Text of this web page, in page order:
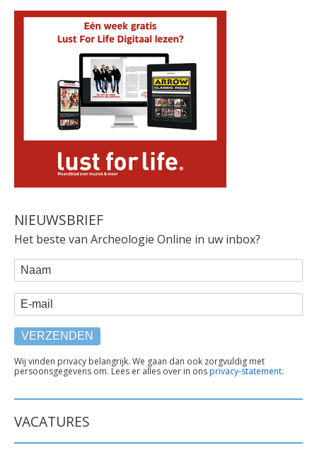
NIEUWSBRIEF
Het beste van Archeologie Online in uw inbox?
WEBFORM
Naam
E-mail
TEKST
ONDER
Wij vinden privacy belangrijk. We gaan dan ook zorgvuldig met
persoonsgegevens om. Lees er alles over in onsprivacy-statement.
VACATURES